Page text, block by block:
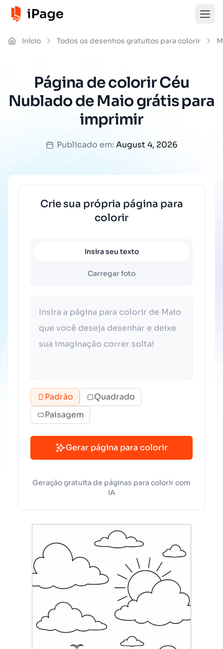
Início Todos os desenhos gratuitos para colorir
Página de colorir Céu
Nublado de Maio grátis para
imprimir
Publicado em: August 4, 2026
Crie sua própria página para
colorir
Insira seu texto
Carregar foto
Padrão
Quadrado
Paisagem
Gerar página para colorir
Geração gratuita de páginas para colorir com
IA